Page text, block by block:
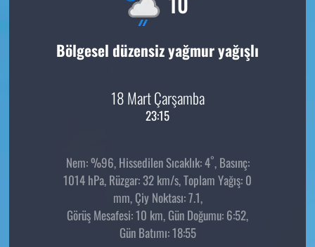
Bölgesel düzensiz yağmur yağışlı
18 Mart Çarşamba
23:15
Nem: %96, Hissedilen Sıcaklık: 4°, Basınç:
1014 hPa, Rüzgar: 32 km/s, Toplam Yağış: 0
mm, Çiy Noktası: 7.1,
Görüş Mesafesi: 10 km, Gün Doğumu: 6:52,
Gün Batımı: 18:55